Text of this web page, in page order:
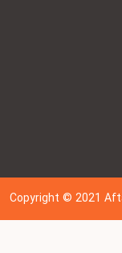
Copyright © 202 1